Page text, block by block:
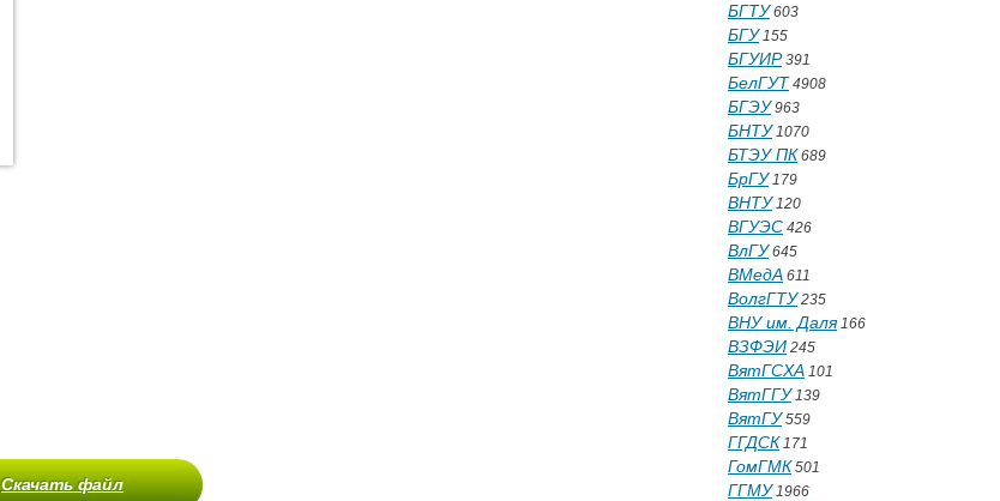
Скачать файл
БГТУ603
БГУ155
БГУИР391
БелГУТ 4908
БГЭУ963
БНТУ1070
БТЭУ ПК 689
БрГУ179
ВНТУ120
ВГУЭС 426
ВлГУ645
ВМедА 611
ВолгГТУ235
ВНУ им. Даля166
ВЗФЭИ 245
ВятГСХА 101
ВятГГУ139
ВятГУ559
ГГДСК 171
ГомГМК 501
ГГМУ1966